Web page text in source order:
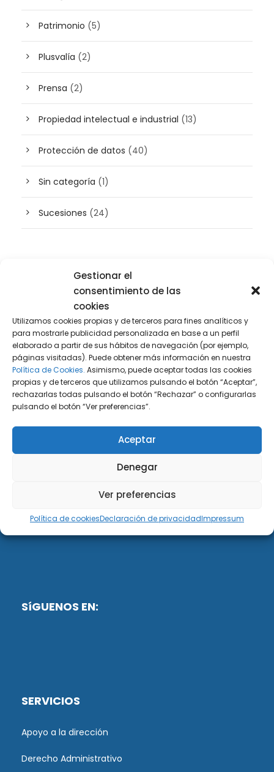
Gestionar el
consentimiento de las
cookies
Utilizamos cookies propias y de terceros para fines analíticos y
para mostrarle publicidad personalizada en base a un perfil
elaborado a partir de sus hábitos de navegación (por ejemplo,
páginas visitadas). Puede obtener más información en nuestra
Política de Cookies. Asimismo, puede aceptar todas las cookies
propias y de terceros que utilizamos pulsando el botón “Aceptar”,
rechazarlas todas pulsando el botón “Rechazar” o configurarlas
pulsando el botón “Ver preferencias”.
Aceptar
Denegar
Ver preferencias
Política de cookiesDeclaración de privacidadImpressum
Patrimonio (5)
Plusvalía (2)
Prensa (2)
Propiedad intelectual e industrial (13)
Protección de datos (40)
Sin categoría (1)
Sucesiones (24)
Buscador de artículos
DiG ABOGADOS
DiG Abogados es un despacho de abogados
multidisciplinar especializado en las materias de
fiscalidad y mercantil. Llevamos más de 50 años al
SíGUENOS EN:
SERVICIOS
Apoyo a la dirección
Derecho Administrativo